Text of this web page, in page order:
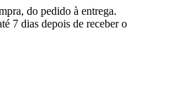
do pedido à entrega.
7 dias depois de receber o